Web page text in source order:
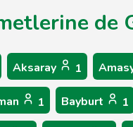
Aksaray 1
1 Bayburt 1